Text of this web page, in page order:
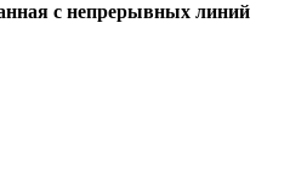
с непрерывных линий